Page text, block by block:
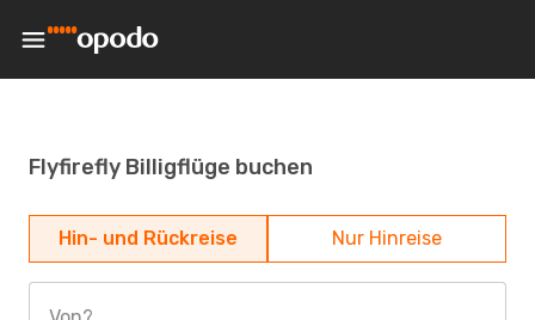
Flyfirefly Billigflüge buchen
Hin- und Rückreise Nur Hinreise